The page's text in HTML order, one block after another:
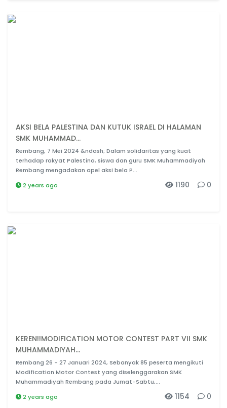
AKSI BELA PALESTINA DAN KUTUK ISRAEL DI HALAMAN
SMK MUHAMMAD...
Rembang, 7 Mei 2024 &ndash; Dalam solidaritas yang kuat
terhadap rakyat Palestina, siswa dan guru SMK Muhammadiyah
Rembang mengadakan apel aksi bela P...
2 years ago
0
1190
KEREN!!MODIFICATION MOTOR CONTEST PART VII SMK
MUHAMMADIYAH...
Rembang 26 - 27 Januari 2024, Sebanyak 85 peserta mengikuti
Modification Motor Contest yang diselenggarakan SMK
Muhammadiyah Rembang pada Jumat-Sabtu,...
2 years ago
0
1154